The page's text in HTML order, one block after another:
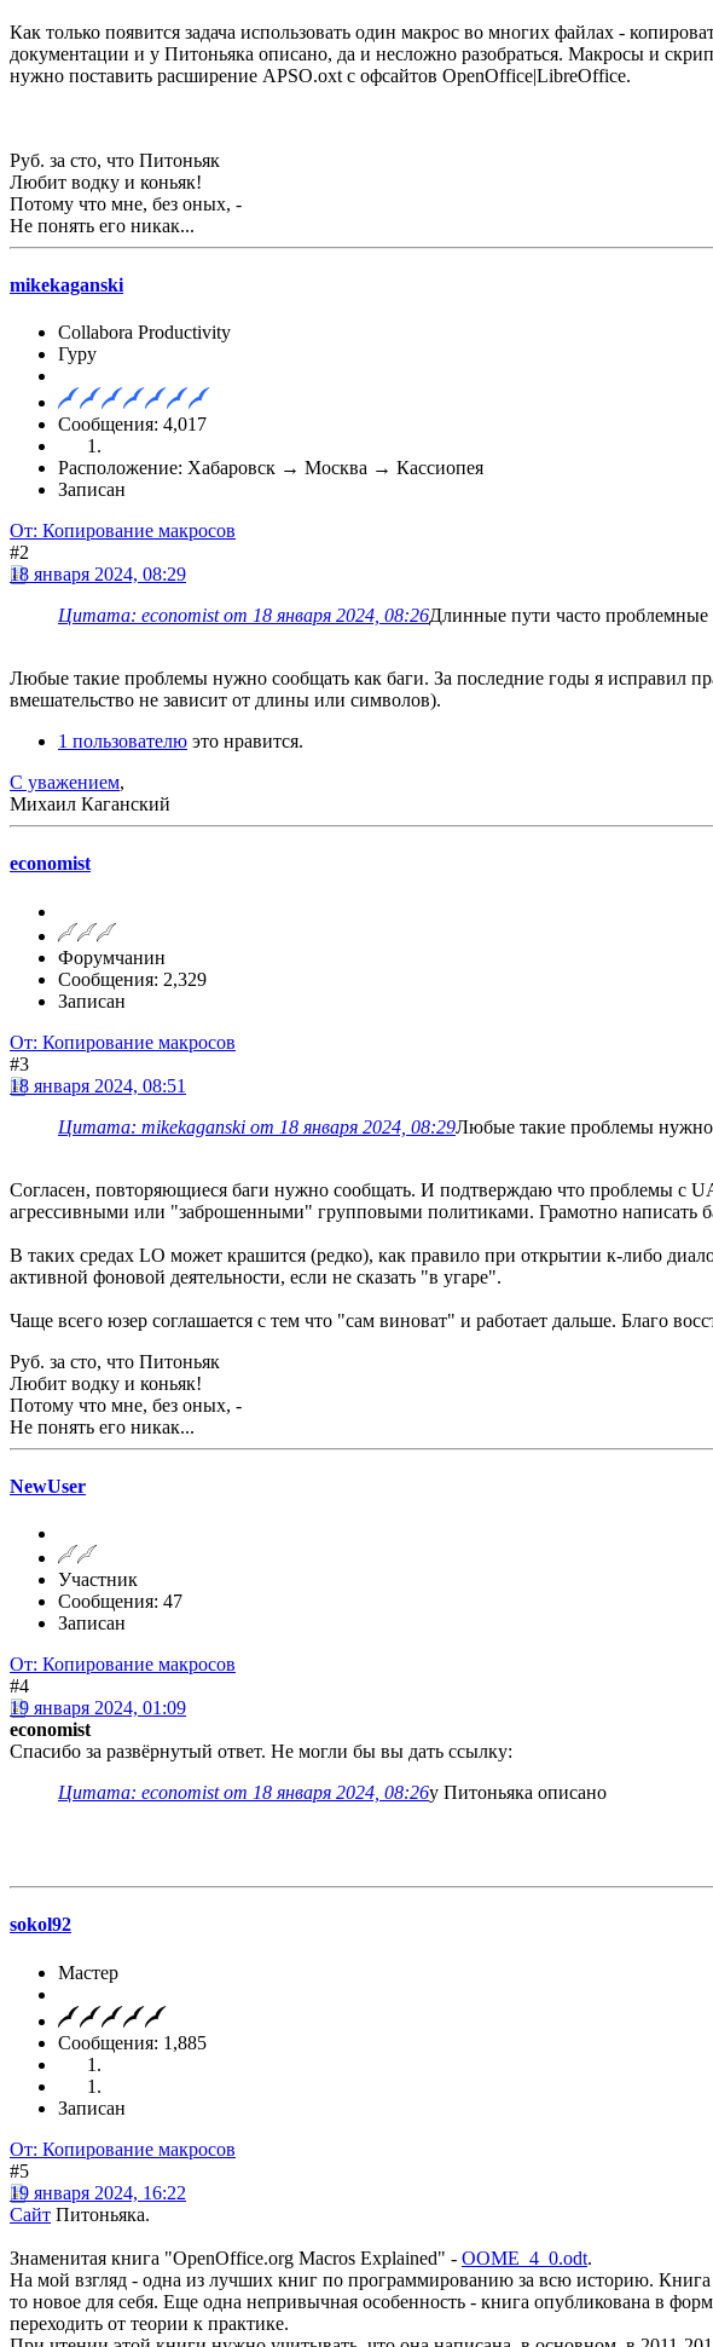
Как только появится задача использовать один макрос во многих файлах -
документации и у Питоньяка описано, да и несложно разобраться. Макросы и
нужно поставить расширение APSO.oxt с офсайтов OpenOffice|LibreOffice.
Руб. за сто, что Питоньяк
Любит водку и коньяк!
Потому что мне, без оных, -
Не понять его никак...
mikekaganski
Collabora Productivity
Гуру
Сообщения: 4,017
Расположение: Хабаровск → Москва → Кассиопея
Записан
От: Копирование макросов
#2
18 января 2024, 08:29
Цитата: economist от 18 января 2024, 08:26Длинные пути часто
Любые такие проблемы нужно сообщать как баги. За последние годы я исправил
вмешательство не зависит от длины или символов).
1 пользователю это нравится.
С уважением,
Михаил Каганский
economist
Форумчанин
Сообщения: 2,329
Записан
От: Копирование макросов
#3
18 января 2024, 08:51
Цитата: mikekaganski от 18 января 2024, 08:29Любые такие проблемы нужно
Согласен, повторяющиеся баги нужно сообщать. И подтверждаю что проблемы с
агрессивными или "заброшенными" групповыми политиками. Грамотно написать
В таких средах LO может крашится (редко), как правило при открытии к-либо
активной фоновой деятельности, если не сказать "в угаре".
Чаще всего юзер соглашается с тем что "сам виноват" и работает дальше. Благо
Руб. за сто, что Питоньяк
Любит водку и коньяк!
Потому что мне, без оных, -
Не понять его никак...
NewUser
Участник
Сообщения: 47
Записан
От: Копирование макросов
#4
19 января 2024, 01:09
economist
Спасибо за развёрнутый ответ. Не могли бы вы дать ссылку:
Цитата: economist от 18 января 2024, 08:26у Питоньяка описано
sokol92
Мастер
Сообщения: 1,885
Записан
От: Копирование макросов
#5
19 января 2024, 16:22
Сайт Питоньяка.
Знаменитая книга "OpenOffice.org Macros Explained" - OOME_4_0.odt.
На мой взгляд - одна из лучших книг по программированию за всю историю. Книга
то новое для себя. Еще одна непривычная особенность - книга опубликована в
переходить от теории к практике.